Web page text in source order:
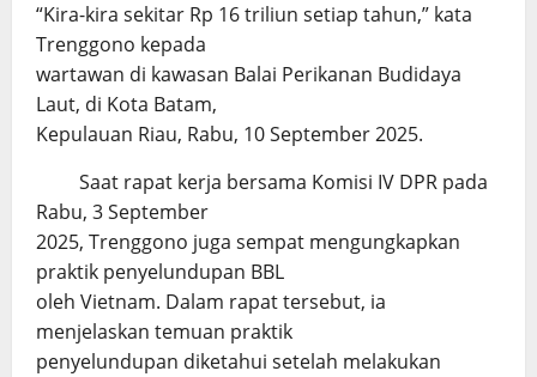
“Kira-kira sekitar Rp 16 triliun setiap tahun,” kata
Trenggono kepada
wartawan di kawasan Balai Perikanan Budidaya
Laut, di Kota Batam,
Kepulauan Riau, Rabu, 10 September 2025.
Saat rapat kerja bersama Komisi IV DPR pada
Rabu, 3 September
2025, Trenggono juga sempat mengungkapkan
praktik penyelundupan BBL
oleh Vietnam. Dalam rapat tersebut, ia
menjelaskan temuan praktik
penyelundupan diketahui setelah melakukan